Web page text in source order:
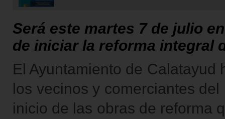
Será este martes 7 de julio
de iniciar la reforma integral
El Ayuntamiento de
los vecinos y comerciantes
inicio de las obras de reforma